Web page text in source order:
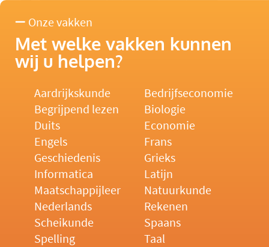
Onze vakken
Met welke vakken kunnen
wij u helpen?
Aardrijkskunde
Bedrijfseconomie
Begrijpend lezen
Biologie
Duits
Economie
Engels
Frans
Geschiedenis
Grieks
Informatica
Latijn
Maatschappijleer
Natuurkunde
Nederlands
Rekenen
Scheikunde
Spaans
Spelling
Taal